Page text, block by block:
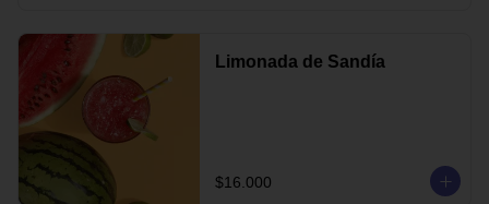
Limonada de Sandía
$16.000